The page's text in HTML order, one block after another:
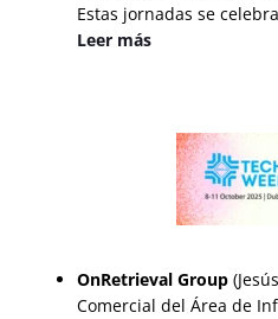
Estas jornadas se
Leer más
OnRetrieval Group
Comercial del Área de